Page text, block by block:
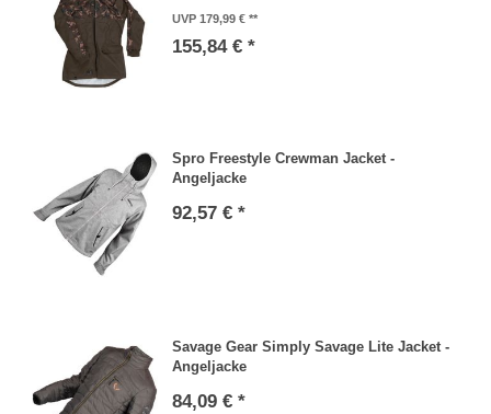
UVP 179,99 €
155,84 € *
Spro Freestyle Crewman Jacket -
Angeljacke
92,57 € *
Savage Gear Simply Savage Lite Jacket -
Angeljacke
84,09 € *